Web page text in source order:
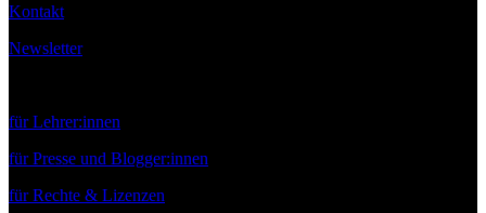
Kontakt
Newsletter
für Lehrer:innen
für Presse und Blogger:innen
für Rechte & Lizenzen